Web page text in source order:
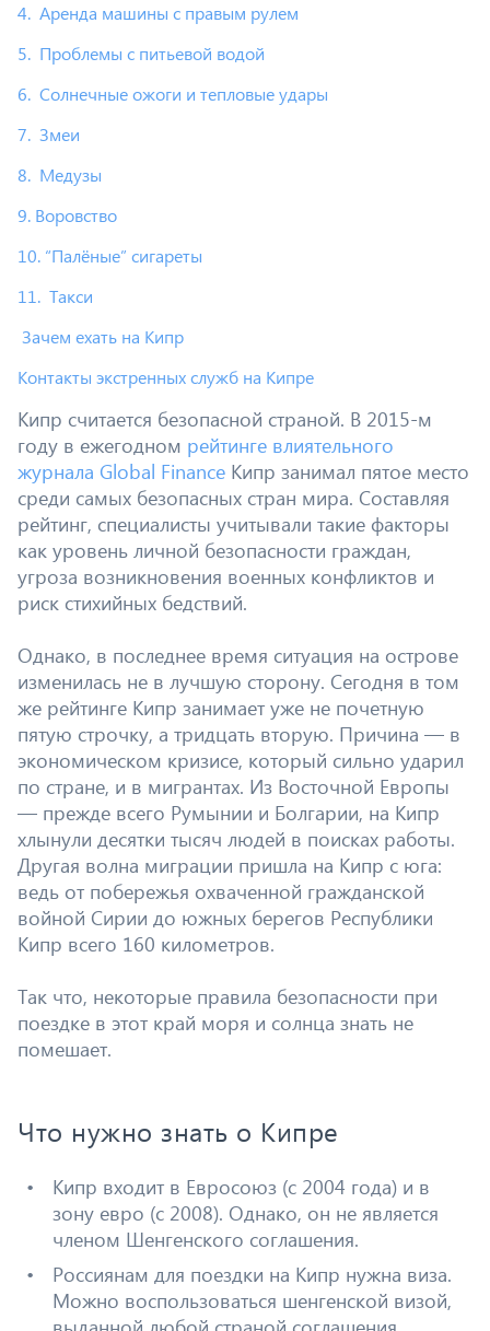
4. Аренда машины с правым рулем
5. Проблемы с питьевой водой
6. Солнечные ожоги и тепловые удары
7. Змеи
8. Медузы
9. Воровство
10. “Палёные” сигареты
11. Такси
Зачем ехать на Кипр
Контакты экстренных служб на Кипре
Кипр считается безопасной страной. В 2015-м
году в ежегодном рейтинге влиятельного
журнала Global Finance Кипр занимал пятое место
среди самых безопасных стран мира. Составляя
рейтинг, специалисты учитывали такие факторы
как уровень личной безопасности граждан,
угроза возникновения военных конфликтов и
риск стихийных бедствий.
Однако, в последнее время ситуация на острове
изменилась не в лучшую сторону. Сегодня в том
же рейтинге Кипр занимает уже не почетную
пятую строчку, а тридцать вторую. Причина — в
экономическом кризисе, который сильно ударил
по стране, и в мигрантах. Из Восточной Европы
— прежде всего Румынии и Болгарии, на Кипр
хлынули десятки тысяч людей в поисках работы.
Другая волна миграции пришла на Кипр с юга:
ведь от побережья охваченной гражданской
войной Сирии до южных берегов Республики
Кипр всего 160 километров.
Так что, некоторые правила безопасности при
поездке в этот край моря и солнца знать не
помешает.
Что нужно знать о Кипре
Кипр входит в Евросоюз (с 2004 года) и в
зону евро (с 2008). Однако, он не является
членом Шенгенского соглашения.
Россиянам для поездки на Кипр нужна виза.
Можно воспользоваться шенгенской визой,